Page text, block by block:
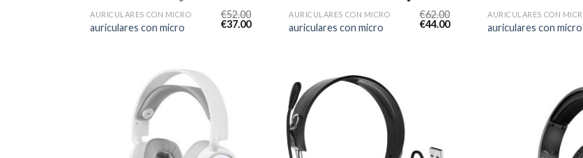
AURICULARES CON MICRO
auriculares con micro
€52.00
€37.00
AURICULARES CON MICRO
auriculares con micro
€62.00
€44.00
AURICULARES CON
auriculares con micro